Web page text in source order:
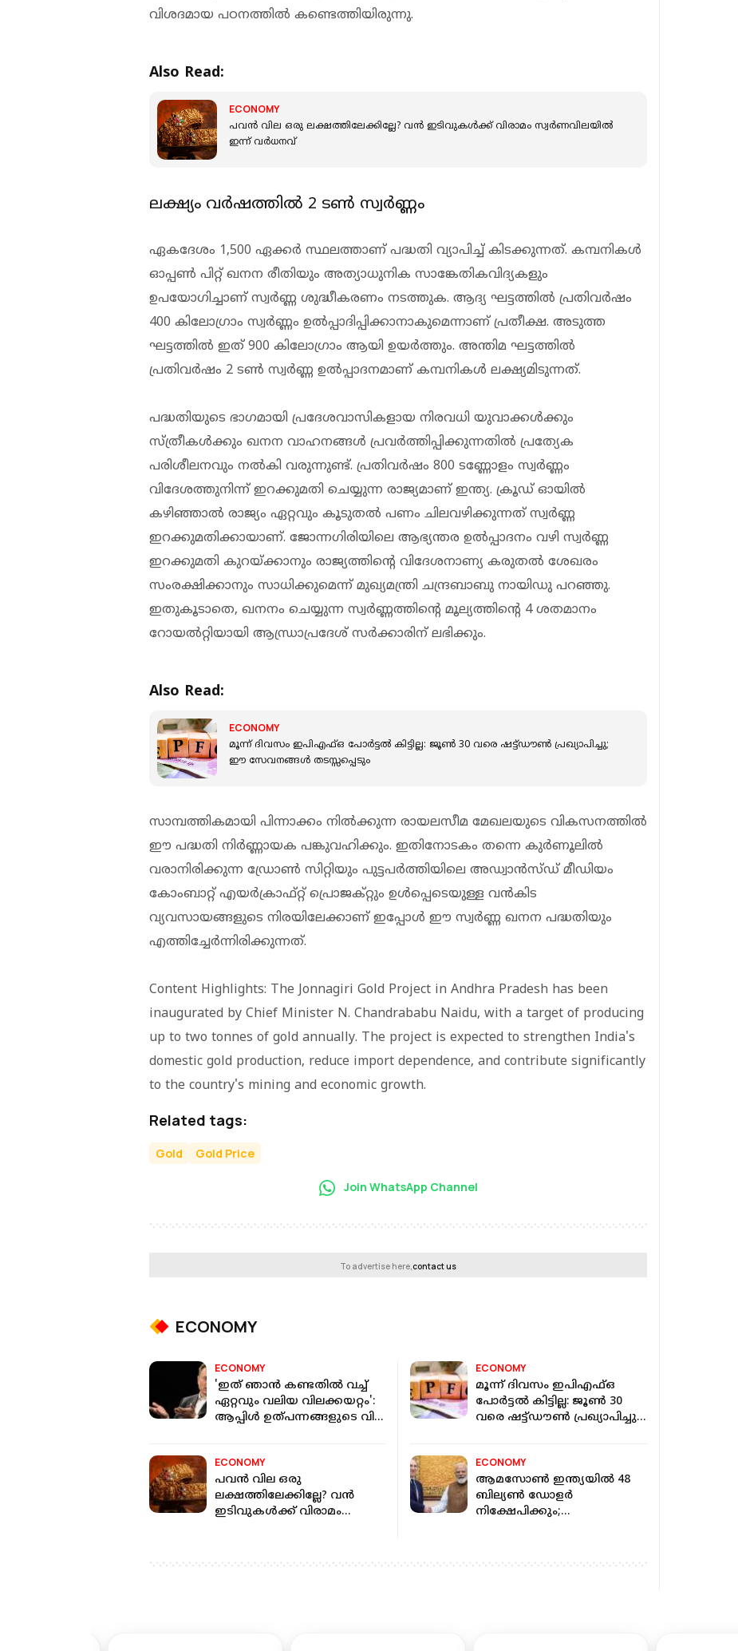
വിശദമായ പഠനത്തിൽ കണ്ടെത്തിയിരുന്നു.
Also Read:
ECONOMY
പവന്‍ വില ഒരു ലക്ഷത്തിലേക്കില്ലേ? വന്‍ ഇടിവുകള്‍ക്ക് വിരാമം സ്വർണവിലയില്‍
ഇന്ന് വർധനവ്
ലക്ഷ്യം വർഷത്തിൽ 2 ടൺ സ്വർണ്ണം
ഏകദേശം 1,500 ഏക്കർ സ്ഥലത്താണ് പദ്ധതി വ്യാപിച്ച് കിടക്കുന്നത്. കമ്പനികൾ
ഓപ്പൺ പിറ്റ് ഖനന രീതിയും അത്യാധുനിക സാങ്കേതികവിദ്യകളും
ഉപയോഗിച്ചാണ് സ്വർണ്ണ ശുദ്ധീകരണം നടത്തുക. ആദ്യ ഘട്ടത്തിൽ പ്രതിവർഷം
400 കിലോഗ്രാം സ്വർണ്ണം ഉൽപ്പാദിപ്പിക്കാനാകുമെന്നാണ് പ്രതീക്ഷ. അടുത്ത
ഘട്ടത്തിൽ ഇത് 900 കിലോഗ്രാം ആയി ഉയർത്തും. അന്തിമ ഘട്ടത്തില്‍
പ്രതിവർഷം 2 ടൺ സ്വർണ്ണ ഉൽപ്പാദനമാണ് കമ്പനികൾ ലക്ഷ്യമിടുന്നത്.
പദ്ധതിയുടെ ഭാഗമായി പ്രദേശവാസികളായ നിരവധി യുവാക്കൾക്കും
സ്ത്രീകൾക്കും ഖനന വാഹനങ്ങൾ പ്രവർത്തിപ്പിക്കുന്നതിൽ പ്രത്യേക
പരിശീലനവും നൽകി വരുന്നുണ്ട്. പ്രതിവർഷം 800 ടണ്ണോളം സ്വർണ്ണം
വിദേശത്തുനിന്ന് ഇറക്കുമതി ചെയ്യുന്ന രാജ്യമാണ് ഇന്ത്യ. ക്രൂഡ് ഓയിൽ
കഴിഞ്ഞാൽ രാജ്യം ഏറ്റവും കൂടുതൽ പണം ചിലവഴിക്കുന്നത് സ്വർണ്ണ
ഇറക്കുമതിക്കായാണ്. ജോന്നഗിരിയിലെ ആഭ്യന്തര ഉൽപ്പാദനം വഴി സ്വർണ്ണ
ഇറക്കുമതി കുറയ്ക്കാനും രാജ്യത്തിന്റെ വിദേശനാണ്യ കരുതൽ ശേഖരം
സംരക്ഷിക്കാനും സാധിക്കുമെന്ന് മുഖ്യമന്ത്രി ചന്ദ്രബാബു നായിഡു പറഞ്ഞു.
ഇതുകൂടാതെ, ഖനനം ചെയ്യുന്ന സ്വർണ്ണത്തിന്റെ മൂല്യത്തിന്റെ 4 ശതമാനം
റോയൽറ്റിയായി ആന്ധ്രാപ്രദേശ് സർക്കാരിന് ലഭിക്കും.
Also Read:
ECONOMY
മൂന്ന് ദിവസം ഇപിഎഫ്ഒ പോർട്ടൽ കിട്ടില്ല: ജൂൺ 30 വരെ ഷട്ട്ഡൗൺ പ്രഖ്യാപിച്ചു;
ഈ സേവനങ്ങള്‍ തടസ്സപ്പെടും
സാമ്പത്തികമായി പിന്നാക്കം നിൽക്കുന്ന രായലസീമ മേഖലയുടെ വികസനത്തിൽ
ഈ പദ്ധതി നിർണ്ണായക പങ്കുവഹിക്കും. ഇതിനോടകം തന്നെ കുർണൂലിൽ
വരാനിരിക്കുന്ന ഡ്രോൺ സിറ്റിയും പുട്ടപർത്തിയിലെ അഡ്വാൻസ്ഡ് മീഡിയം
കോംബാറ്റ് എയർക്രാഫ്റ്റ് പ്രൊജക്റ്റും ഉൾപ്പെടെയുള്ള വൻകിട
വ്യവസായങ്ങളുടെ നിരയിലേക്കാണ് ഇപ്പോൾ ഈ സ്വർണ്ണ ഖനന പദ്ധതിയും
എത്തിച്ചേർന്നിരിക്കുന്നത്.
Content Highlights: The Jonnagiri Gold Project in Andhra Pradesh has been
inaugurated by Chief Minister N. Chandrababu Naidu, with a target of producing
up to two tonnes of gold annually. The project is expected to strengthen India's
domestic gold production, reduce import dependence, and contribute significantly
to the country's mining and economic growth.
Related tags:
Gold Gold Price
Join WhatsApp Channel
To advertise here,contact us
ECONOMY
ECONOMY
'ഇത് ഞാൻ കണ്ടതിൽ വച്ച്
ഏറ്റവും വലിയ വിലക്കയറ്റം':
ആപ്പിൾ ഉത്പന്നങ്ങളുടെ വില
ECONOMY
മൂന്ന് ദിവസം ഇപിഎഫ്ഒ
പോർട്ടൽ കിട്ടില്ല: ജൂൺ 30
വരെ ഷട്ട്ഡൗൺ പ്രഖ്യാപിച്ചു;
ECONOMY
പവന്‍ വില ഒരു
ലക്ഷത്തിലേക്കില്ലേ? വന്‍
ഇടിവുകള്‍ക്ക് വിരാമം
ECONOMY
ആമസോണ്‍ ഇന്ത്യയില്‍ 48
ബില്യണ്‍ ഡോളര്‍
നിക്ഷേപിക്കും;
ജാസി